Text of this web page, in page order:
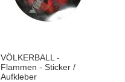
VÖLKERBALL -
Flammen - Sticker /
Aufkleber